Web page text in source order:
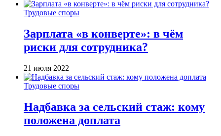
Трудовые споры
Зарплата «в конверте»: в чём
риски для сотрудника?
21 июля 2022
Трудовые споры
Надбавка за сельский стаж: кому
положена доплата